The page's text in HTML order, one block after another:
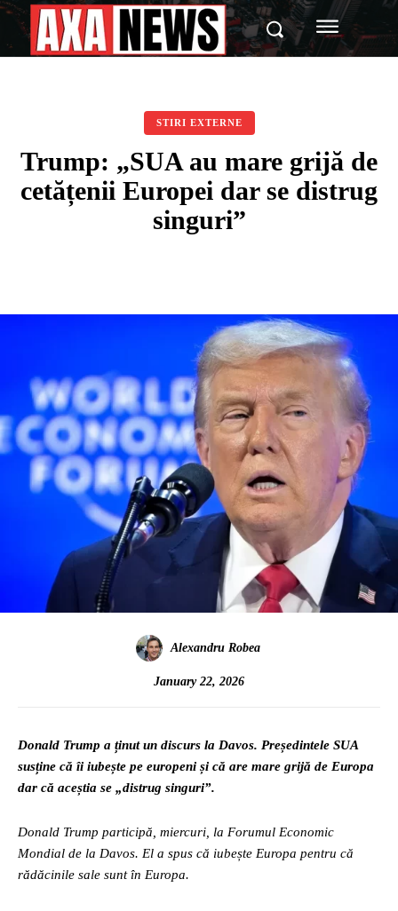
STIRI EXTERNE
Trump: „SUA au mare grijă de
cetățenii Europei dar se distrug
singuri”
Alexandru Robea
January 22, 2026
Donald Trump a ținut un discurs la Davos. Președintele SUA
susține că îi iubește pe europeni și că are mare grijă de Europa
dar că aceștia se „distrug singuri”.
Donald Trump participă, miercuri, la Forumul Economic
Mondial de la Davos. El a spus că iubește Europa pentru că
rădăcinile sale sunt în Europa.